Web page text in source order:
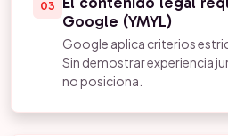
03
Google (YMYL)
Google aplica criterios
Sin demostrar experiencia
no posiciona.